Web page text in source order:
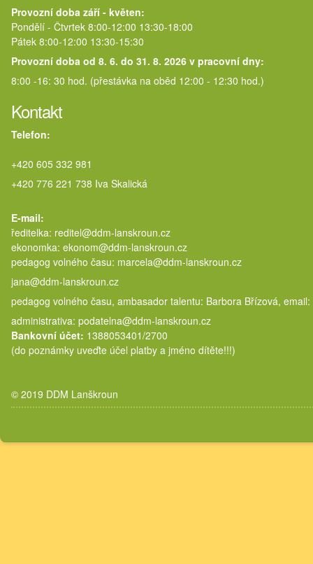
Provozní doba září - květen:
Pondělí - Čtvrtek 8:00-12:00 13:30-18:00
Pátek 8:00-12:00 13:30-15:30
Provozní doba od 8. 6. do 31. 8. 2026 v pracovní dny:
8:00 -16: 30 hod. (přestávka na oběd 12:00 - 12:30 hod.)
Kontakt
Telefon:
+420 605 332 981
+420 776 221 738 Iva Skalická
E-mail:
ředitelka: reditel@ddm-lanskroun.cz
ekonomka: ekonom@ddm-lanskroun.cz
pedagog volného času:
jana@ddm-lanskroun.cz
pedagog volného času, ambasador talentu: Barbora Břízová,
administrativa: podatelna@ddm-lanskroun.cz
Bankovní účet: 1388053401/2700
(do poznámky uveďte účel platby a jméno dítěte!!!)
© 2019 DDM Lanškroun